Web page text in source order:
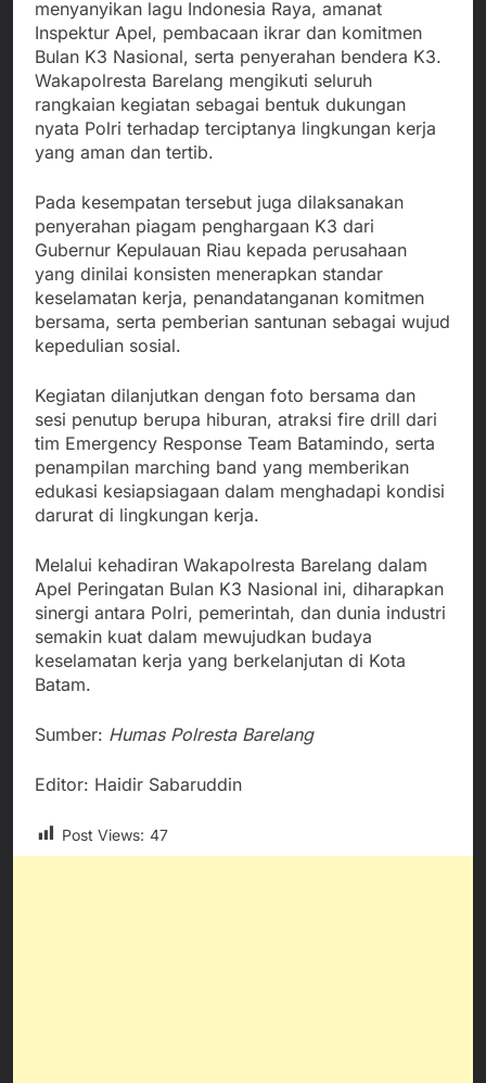
menyanyikan lagu Indonesia Raya, amanat
Inspektur Apel, pembacaan ikrar dan komitmen
Bulan K3 Nasional, serta penyerahan bendera K3.
Wakapolresta Barelang mengikuti seluruh
rangkaian kegiatan sebagai bentuk dukungan
nyata Polri terhadap terciptanya lingkungan kerja
yang aman dan tertib.
Pada kesempatan tersebut juga dilaksanakan
penyerahan piagam penghargaan K3 dari
Gubernur Kepulauan Riau kepada perusahaan
yang dinilai konsisten menerapkan standar
keselamatan kerja, penandatanganan komitmen
bersama, serta pemberian santunan sebagai wujud
kepedulian sosial.
Kegiatan dilanjutkan dengan foto bersama dan
sesi penutup berupa hiburan, atraksi fire drill dari
tim Emergency Response Team Batamindo, serta
penampilan marching band yang memberikan
edukasi kesiapsiagaan dalam menghadapi kondisi
darurat di lingkungan kerja.
Melalui kehadiran Wakapolresta Barelang dalam
Apel Peringatan Bulan K3 Nasional ini, diharapkan
sinergi antara Polri, pemerintah, dan dunia industri
semakin kuat dalam mewujudkan budaya
keselamatan kerja yang berkelanjutan di Kota
Batam.
Sumber: Humas Polresta Barelang
Editor: Haidir Sabaruddin
Post Views: 47